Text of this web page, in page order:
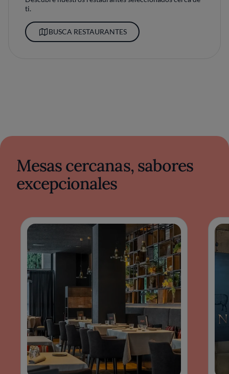
ti.
BUSCA RESTAURANTES
Mesas cercanas, sabores
excepcionales